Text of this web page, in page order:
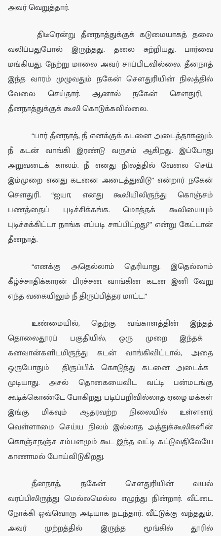
அவர் வெறுத்தார்.
திடீரென்று தீனநாத்துக்குக் கடுமையாகத் தலை
வலிப்பதுபோல் இருந்தது. தலை சுற்றியது. பார்வை
மங்கியது. நேற்று மாலை அவர் சாப்பிடவில்லை. தீனநாத்
இந்த வாரம் முழுவதும் நகேன் சௌதுரியின் நிலத்தில்
வேலை செய்தார். ஆனால் நகேன்சௌதுரி,
தீனநாத்துக்குக் கூலி கொடுக்கவில்லை.
“பார்தீனநாத், நீ எனக்குக் கடனை அடைத்தாகனும்.
நீ கடன் வாங்கி இரண்டு வருசம் ஆகிறது. இப்போது
அறுவடைக் காலம். நீ எனது நிலத்தில் வேலை செய்.
இம்முறை எனது கடனை அடைத்துவிடு” என்றார் நகேன்
சௌதுரி. “ஐயா, எனது கூலியிலிருந்து கொஞ்சம்
பணத்தைப் புடிச்சிக்கங்க.மொத்தக் கூலியையும்
புடிச்சுக்கிட்டா நாங்க எப்படி சாப்பிட்றது?” என்று கேட்டான்
தீனநாத்.
“எனக்கு அதெல்லாம் தெரியாது. இதெல்லாம்
கீழ்ச்சாதிக்காரன் பிரச்சன. வாங்கின கடன இனி வேறு
எந்த வகையிலும் நீ திருப்பித்தர மாட்ட.”
உண்மையில், தெற்கு வங்காளத்தின் இந்தத்
தொலைதூரப் பகுதியில்,ஒரு முறை இந்தக்
கனவான்களிடமிருந்து கடன் வாங்கிவிட்டால்,அதை
ஒருபோதும்
திருப்பிக் கொடுத்து கடனை அடைக்க
முடியாது. அசல் தொகையைவிட வட்டி பன்மடங்கு
கூடிக்கொண்டே போகிறது.படிப்பறிவில்லாத ஏழை மக்கள்
இங்கு மிகவும் ஆதரவற்ற நிலையில் உள்ளனர்.
வெள்ளாமை செய்ய நிலம் இல்லாத அத்துக்கூலிகளின்
கொஞ்சநஞ்ச சம்பளமும் கூட இந்த வட்டி கட்டுவதிலேயே
காணாமல் போய்விடுகிறது.
தீனநாத், நகேன் சௌதுரியின்வயல்
வரப்பிலிருந்து மெல்லமெல்ல எழுந்து நின்றார். வீட்டை
நோக்கி ஒவ்வொரு அடியாகநடந்தார். வீட்டுக்கு வந்ததும்,
அவர் முற்றத்தில் இருந்த மூங்கில் தூரில்